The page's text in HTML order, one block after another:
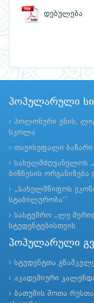
დებულება
პოპულარული
პოლონური ენის,
სკოლა
თავისუფალი
სახელმძღვანელოს
ბიზნესის
„სახელმწიფოს
სტაბილურობა’’
სასტუმრო „ლე
სტუდენტებისთვის
პოპულარული
სტუდენტთა
აკადემიური
ბათუმის შოთა